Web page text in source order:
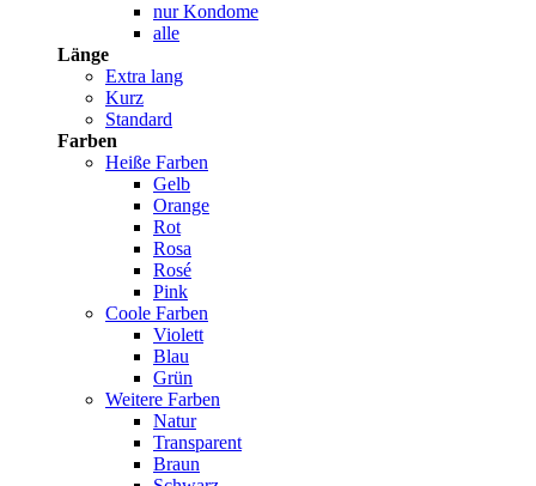
nur Kondome
alle
Länge
Extra lang
Kurz
Standard
Farben
Heiße Farben
Gelb
Orange
Rot
Rosa
Rosé
Pink
Coole Farben
Violett
Blau
Grün
Weitere Farben
Natur
Transparent
Braun